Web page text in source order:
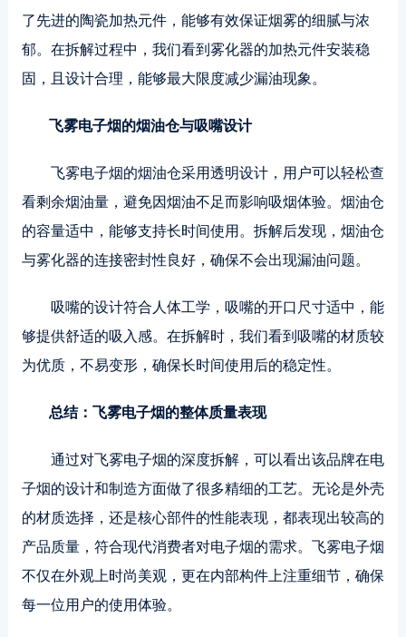
了先进的陶瓷加热元件，能够有效保证烟雾的细腻与浓
郁。在拆解过程中，我们看到雾化器的加热元件安装稳
固，且设计合理，能够最大限度减少漏油现象。
飞雾电子烟的烟油仓与吸嘴设计
飞雾电子烟的烟油仓采用透明设计，用户可以轻松查
看剩余烟油量，避免因烟油不足而影响吸烟体验。烟油仓
的容量适中，能够支持长时间使用。拆解后发现，烟油仓
与雾化器的连接密封性良好，确保不会出现漏油问题。
吸嘴的设计符合人体工学，吸嘴的开口尺寸适中，能
够提供舒适的吸入感。在拆解时，我们看到吸嘴的材质较
为优质，不易变形，确保长时间使用后的稳定性。
总结：飞雾电子烟的整体质量表现
通过对飞雾电子烟的深度拆解，可以看出该品牌在电
子烟的设计和制造方面做了很多精细的工艺。无论是外壳
的材质选择，还是核心部件的性能表现，都表现出较高的
产品质量，符合现代消费者对电子烟的需求。飞雾电子烟
不仅在外观上时尚美观，更在内部构件上注重细节，确保
每一位用户的使用体验。